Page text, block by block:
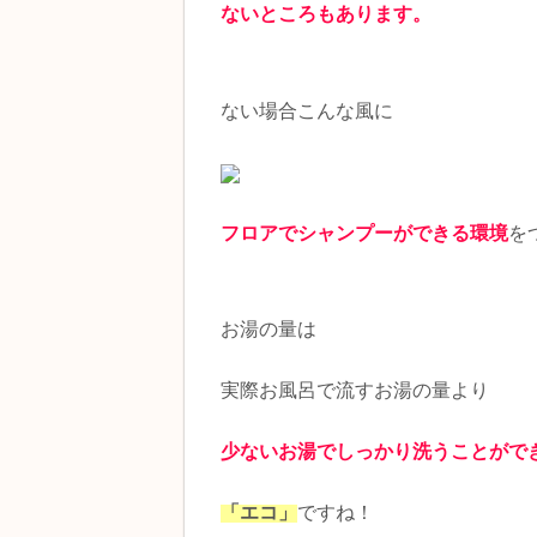
ないところもあります。
ない場合こんな風に
フロアでシャンプーができる環境を
お湯の量は
実際お風呂で流すお湯の量より
少ないお湯でしっかり洗うことがで
「エコ」 ですね！